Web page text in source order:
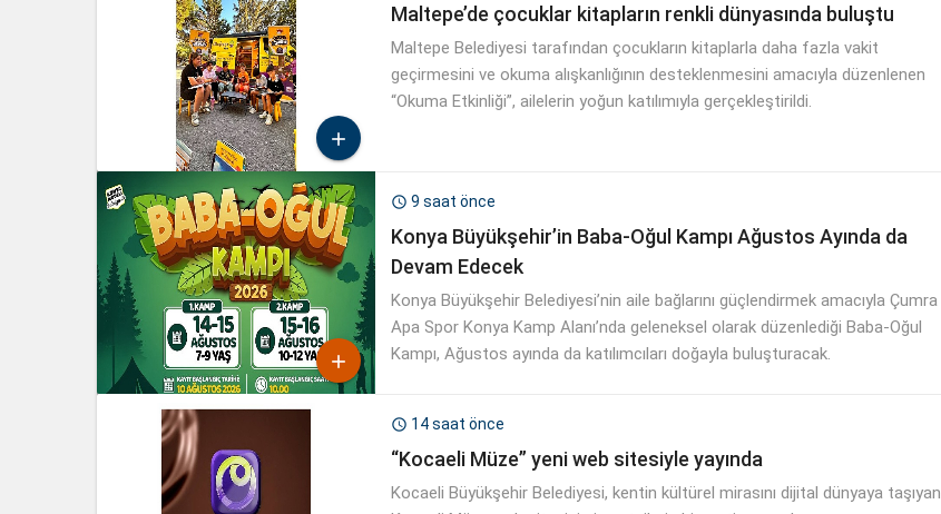

Maltepe’de çocuklar kitapların renkli dünyasında buluştu
Maltepe Belediyesi tarafından çocukların kitaplarla daha fazla vakit
geçirmesini ve okuma alışkanlığının desteklenmesini amacıyla düzenlenen
“Okuma Etkinliği”, ailelerin yoğun katılımıyla gerçekleştirildi.

 9 saat önce
Konya Büyükşehir’in Baba-Oğul Kampı Ağustos Ayında da
Devam Edecek
Konya Büyükşehir Belediyesi’nin aile bağlarını güçlendirmek amacıyla Çumra
Apa Spor Konya Kamp Alanı’nda geleneksel olarak düzenlediği Baba-Oğul
Kampı, Ağustos ayında da katılımcıları doğayla buluşturacak.
 14 saat önce
“Kocaeli Müze” yeni web sitesiyle yayında
Kocaeli Büyükşehir Belediyesi, kentin kültürel mirasını dijital dünyaya taşıyan